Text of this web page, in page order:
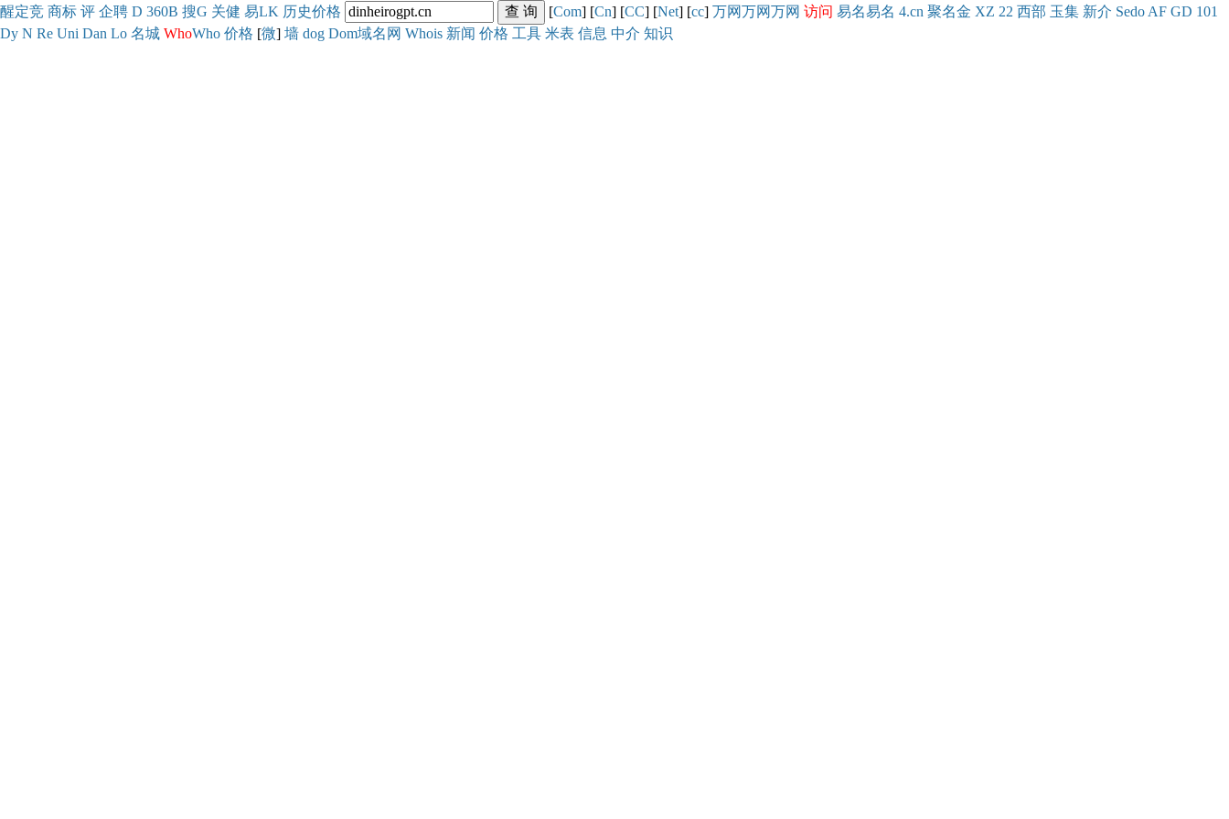
醒定竞 商标 评 企聘 D 360B 搜G 关健 易LK 历史价格 [Com] [Cn] [CC] [Net] [cc] 万网万网万网 访问 易名易名 4.cn 聚名金 XZ 22 西部 玉集 新介 Sedo AF GD 101
Dy N Re Uni Dan Lo 名城 WhoWho 价格 [微] 墙 dog Dom域名网 Whois 新闻 价格 工具 米表 信息 中介 知识